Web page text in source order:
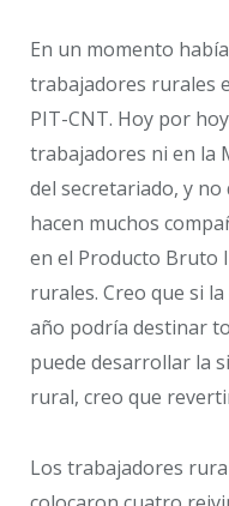
En un momento
trabajadores rurales
PIT-CNT. Hoy por
trabajadores ni en la
del secretariado, y
hacen muchos
en el Producto Bruto
rurales. Creo que si
año podría destinar
puede desarrollar la
rural, creo que
Los trabajadores